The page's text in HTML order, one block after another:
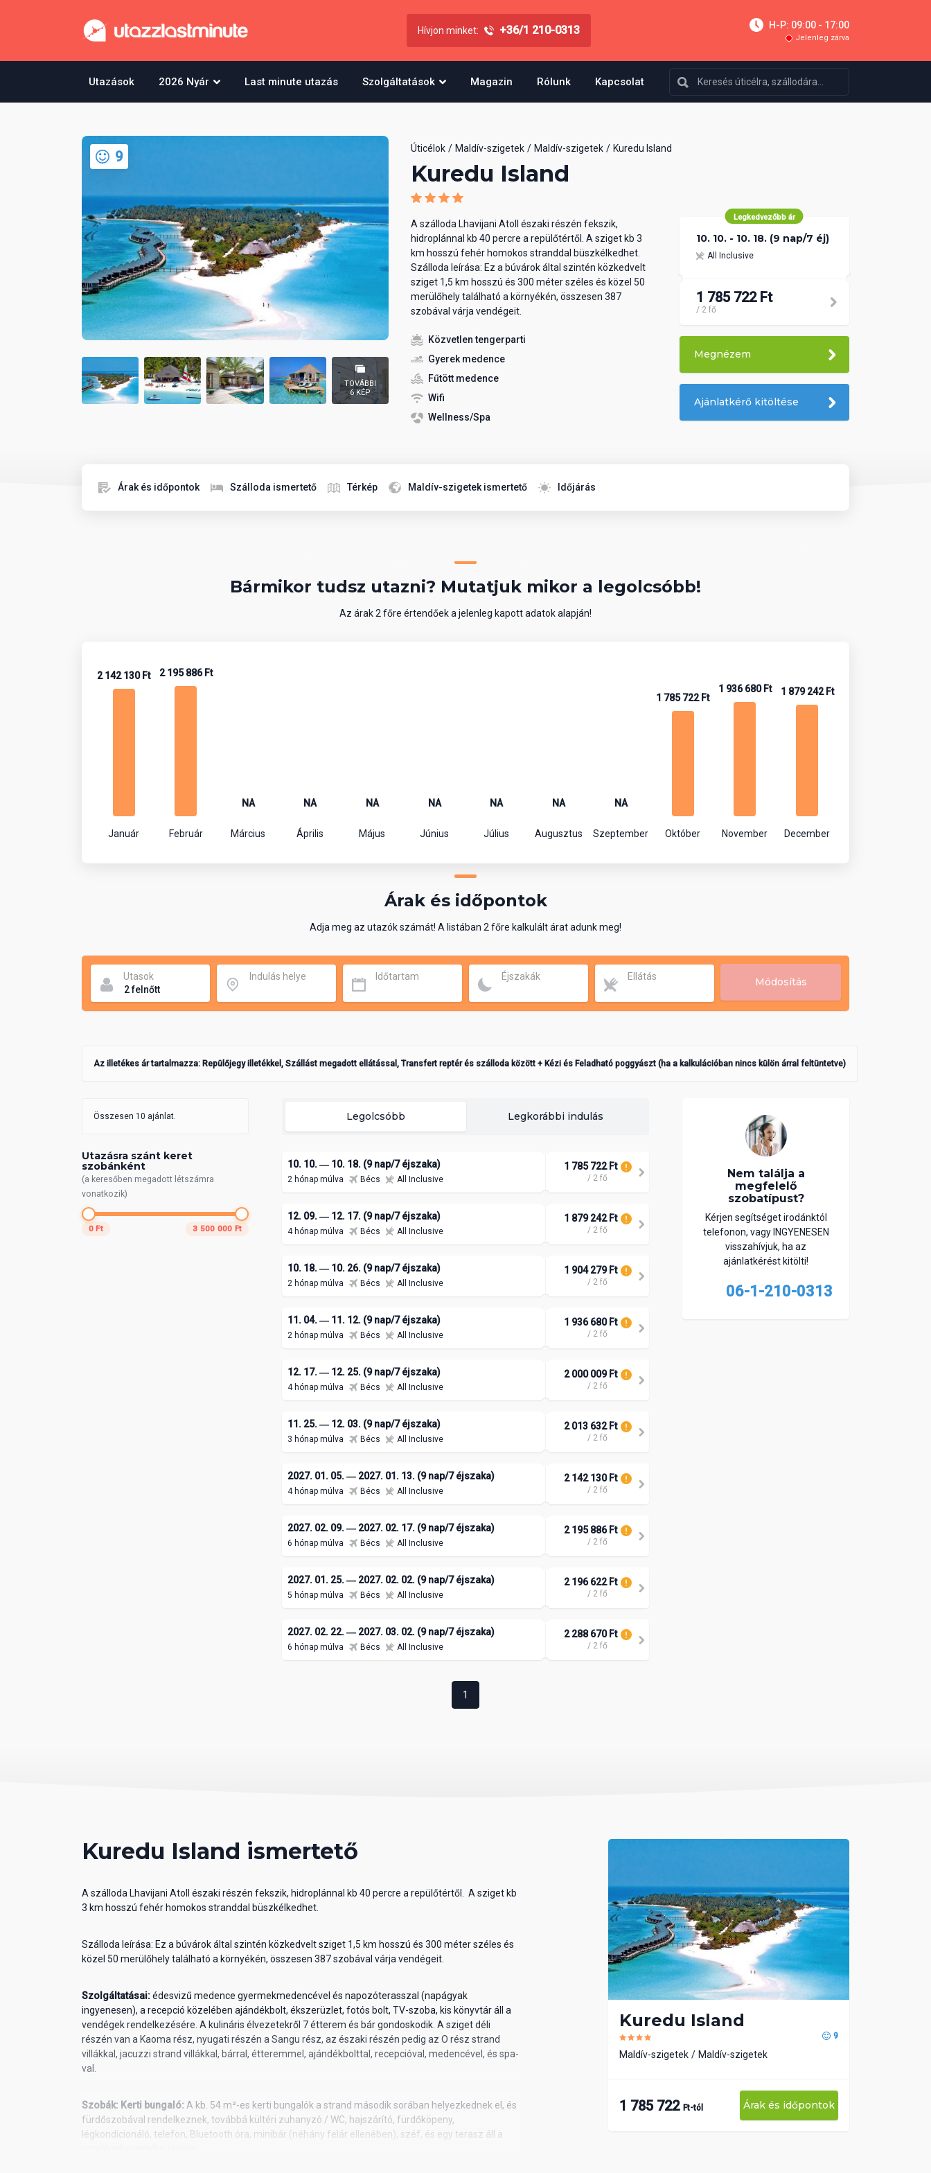
Hívjon minket: +36/1 210-0313 H-P: 09:00 - 17:00
Jelenleg zárva
Utazások 2026 Nyár Last minute utazás Szolgáltatások Magazin Rólunk Kapcsolat
9
TOVÁBBI
6 KÉP
Úticélok Maldív-szigetek Maldív-szigetek Kuredu Island
Kuredu Island
A szálloda Lhavijani Atoll északi részén fekszik,
hidroplánnal kb 40 percre a repülőtértől. A sziget kb 3
km hosszú fehér homokos stranddal büszkélkedhet.
Szálloda leírása: Ez a búvárok által szintén közkedvelt
sziget 1,5 km hosszú és 300 méter széles és közel 50
merülőhely található a környékén, összesen 387
szobával várja vendégeit.
Közvetlen tengerparti
Gyerek medence
Fűtött medence
Wifi
Wellness/Spa
Legkedvezőbb ár
10. 10. - 10. 18. (9 nap/7 éj)
All Inclusive
1 785 722 Ft
/ 2 fő
Megnézem
Ajánlatkérő kitöltése
Árak és időpontok Szálloda ismertető Térkép Maldív-szigetek ismertető Időjárás
Bármikor tudsz utazni? Mutatjuk mikor a legolcsóbb!
Az árak 2 főre értendőek a jelenleg kapott adatok alapján!
2 142 130 Ft
Január
2 195 886 Ft
Február
NA
Március
NA
Április
NA
Május
NA
Június
NA
Július
NA
Augusztus
NA
Szeptember
1 785 722 Ft
Október
1 936 680 Ft
November
1 879 242 Ft
December
Árak és időpontok
Adja meg az utazók számát! A listában 2 főre kalkulált árat adunk meg!
Utasok Indulás helye Időtartam Éjszakák Ellátás Módosítás
Az illetékes ár tartalmazza: Repülőjegy illetékkel, Szállást megadott ellátással, Transfert reptér és szálloda között + Kézi és Feladható poggyászt (ha a kalkulációban nincs külön árral feltüntetve)
Összesen 10 ajánlat.
Utazásra szánt keret
szobánként
(a keresőben megadott létszámra
vonatkozik)
0 Ft 3 500 000 Ft
Legolcsóbb Legkorábbi indulás
10. 10. ― 10. 18. (9 nap/7 éjszaka)
2 hónap múlva Bécs All Inclusive
1 785 722 Ft
/ 2 fő
12. 09. ― 12. 17. (9 nap/7 éjszaka)
4 hónap múlva Bécs All Inclusive
1 879 242 Ft
/ 2 fő
10. 18. ― 10. 26. (9 nap/7 éjszaka)
2 hónap múlva Bécs All Inclusive
1 904 279 Ft
/ 2 fő
11. 04. ― 11. 12. (9 nap/7 éjszaka)
2 hónap múlva Bécs All Inclusive
1 936 680 Ft
/ 2 fő
12. 17. ― 12. 25. (9 nap/7 éjszaka)
4 hónap múlva Bécs All Inclusive
2 000 009 Ft
/ 2 fő
11. 25. ― 12. 03. (9 nap/7 éjszaka)
3 hónap múlva Bécs All Inclusive
2 013 632 Ft
/ 2 fő
2027. 01. 05. ― 2027. 01. 13. (9 nap/7 éjszaka)
4 hónap múlva Bécs All Inclusive
2 142 130 Ft
/ 2 fő
2027. 02. 09. ― 2027. 02. 17. (9 nap/7 éjszaka)
6 hónap múlva Bécs All Inclusive
2 195 886 Ft
/ 2 fő
2027. 01. 25. ― 2027. 02. 02. (9 nap/7 éjszaka)
5 hónap múlva Bécs All Inclusive
2 196 622 Ft
/ 2 fő
2027. 02. 22. ― 2027. 03. 02. (9 nap/7 éjszaka)
6 hónap múlva Bécs All Inclusive
2 288 670 Ft
/ 2 fő
1
Nem találja a
megfelelő
szobatípust?
Kérjen segítséget irodánktól
telefonon, vagy INGYENESEN
visszahívjuk, ha az
ajánlatkérést kitölti!
06-1-210-0313
Kuredu Island ismertető
A szálloda Lhavijani Atoll északi részén fekszik, hidroplánnal kb 40 percre a repülőtértől. A sziget kb
3 km hosszú fehér homokos stranddal büszkélkedhet.
Szálloda leírása: Ez a búvárok által szintén közkedvelt sziget 1,5 km hosszú és 300 méter széles és
közel 50 merülőhely található a környékén, összesen 387 szobával várja vendégeit.
Szolgáltatásai:édesvizű medence gyermekmedencével és napozóterasszal (napágyak
ingyenesen), a recepció közelében ajándékbolt, ékszerüzlet, fotós bolt, TV-szoba, kis könyvtár áll a
vendégek rendelkezésére. A kulináris élvezetekről 7 étterem és bár gondoskodik. A sziget déli
részén van a Kaoma rész, nyugati részén a Sangu rész, az északi részén pedig az O rész strand
villákkal, jacuzzi strand villákkal, bárral, étteremmel, ajándékbolttal, recepcióval, medencével, és spa-
val.
Szobák: Kerti bungaló: A kb. 54 m²-es kerti bungalók a strand második sorában helyezkednek el, és
fürdőszobával rendelkeznek, továbbá kültéri zuhanyzó / WC, hajszárító, fürdőköpeny,
légkondicionáló, telefon, Bluetooth óra, minibár (néhány felár ellenében), széf, és egy terasz áll a
Kuredu Island
9
Maldív-szigetek Maldív-szigetek
1 785 722 Ft-tól Árak és időpontok